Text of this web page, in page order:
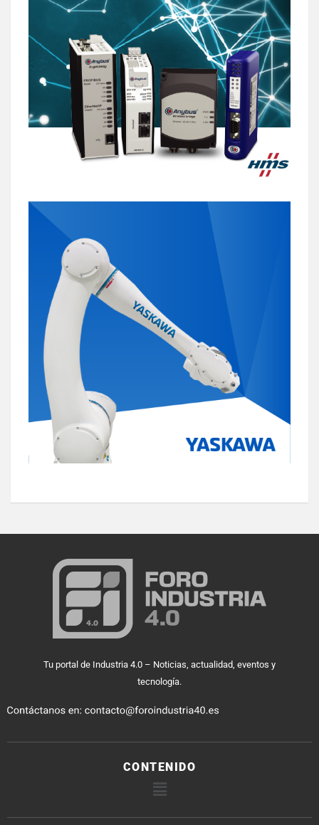
Tu portal de Industria 4.0 – Noticias, actualidad, eventos y
tecnología.
CONTENIDO